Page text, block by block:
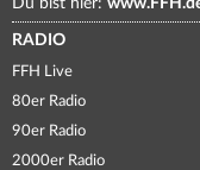
Du bist hier:
RADIO
FFH Live
80er Radio
90er Radio
2000er Radio